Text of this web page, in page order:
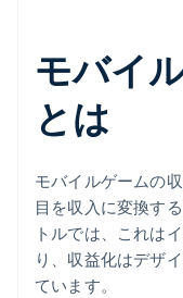
モバイ
とは
モバイルゲームの
目を収入に変換す
トルでは、これは
り、収益化はデザ
ています。